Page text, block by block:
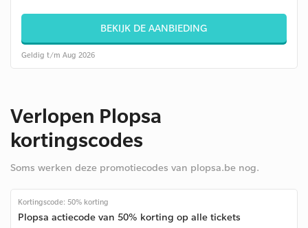
BEKIJK DE AANBIEDING
Geldig t/m Aug 2026
Verlopen Plopsa
kortingscodes
Soms werken deze promotiecodes van plopsa.be nog.
Kortingscode: 50% korting
Plopsa actiecode van 50% korting op alle tickets